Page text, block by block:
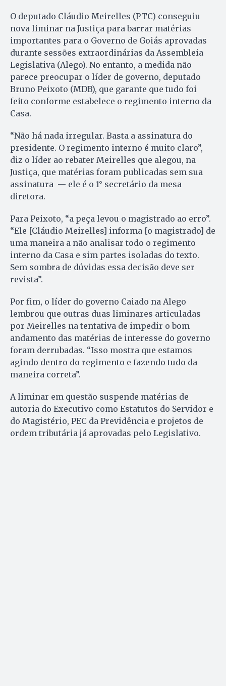
O deputado Cláudio Meirelles (PTC) conseguiu
nova liminar na Justiça para barrar matérias
importantes para o Governo de Goiás aprovadas
durante sessões extraordinárias da Assembleia
Legislativa (Alego). No entanto, a medida não
parece preocupar o líder de governo, deputado
Bruno Peixoto (MDB), que garante que tudo foi
feito conforme estabelece o regimento interno da
Casa.
“Não há nada irregular. Basta a assinatura do
presidente. O regimento interno é muito claro”,
diz o líder ao rebater Meirelles que alegou, na
Justiça, que matérias foram publicadas sem sua
assinatura — ele é o 1° secretário da mesa
diretora.
Para Peixoto, “a peça levou o magistrado ao erro”.
“Ele [Cláudio Meirelles] informa [o magistrado] de
uma maneira a não analisar todo o regimento
interno da Casa e sim partes isoladas do texto.
Sem sombra de dúvidas essa decisão deve ser
revista”.
Por fim, o líder do governo Caiado na Alego
lembrou que outras duas liminares articuladas
por Meirelles na tentativa de impedir o bom
andamento das matérias de interesse do governo
foram derrubadas. “Isso mostra que estamos
agindo dentro do regimento e fazendo tudo da
maneira correta”.
A liminar em questão suspende matérias de
autoria do Executivo como Estatutos do Servidor e
do Magistério, PEC da Previdência e projetos de
ordem tributária já aprovadas pelo Legislativo.